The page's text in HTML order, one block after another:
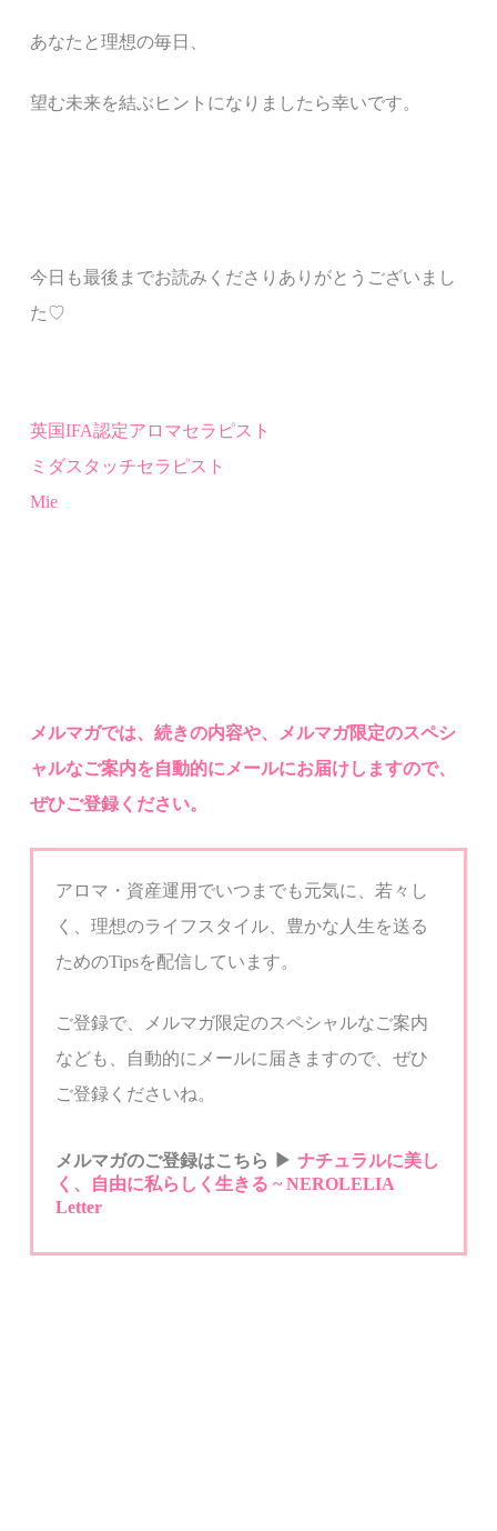
あなたと理想の毎日、
望む未来を結ぶ ヒント になりましたら幸いです。
今日も最後までお読みくださりありがとうございまし
た♡
英国IFA認定アロマセラピスト
ミダスタッチセラピスト
Mie
メルマガでは、続きの内容や、メルマガ限定のスペシ
ャルなご案内を自動的にメールにお届けしますので、
ぜひご登録ください。
アロマ・資産運用でいつまでも元気に、若々し
く、理想のライフスタイル、豊かな人生を送る
ためのTipsを配信しています。
ご登録で、メルマガ限定のスペシャルなご案内
なども、自動的にメールに届きますので、ぜひ
ご登録くださいね。
メルマガのご登録はこちら ▶︎ ナチュラルに美し
く、自由に私らしく生きる ~ NEROLELIA
Letter